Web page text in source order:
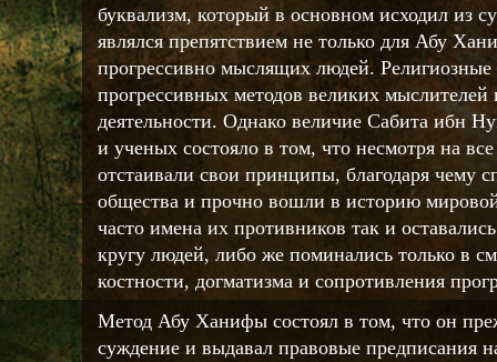
буквализм, который в основном исходил из
являлся препятствием не только для Абу
прогрессивно мыслящих людей.
прогрессивных методов великих мыслителей
деятельности. Однако величие Сабита ибн
и ученых состояло в том, что несмотря на
отстаивали свои принципы, благодаря чему
общества и прочно вошли в историю
часто имена их противников так и
кругу людей, либо же поминались только в
костности, догматизма и сопротивления
Метод Абу Ханифы состоял в том, что он
суждение и выдавал правовые предписания